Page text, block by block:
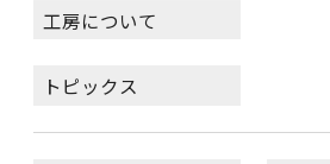
工房について
トピックス